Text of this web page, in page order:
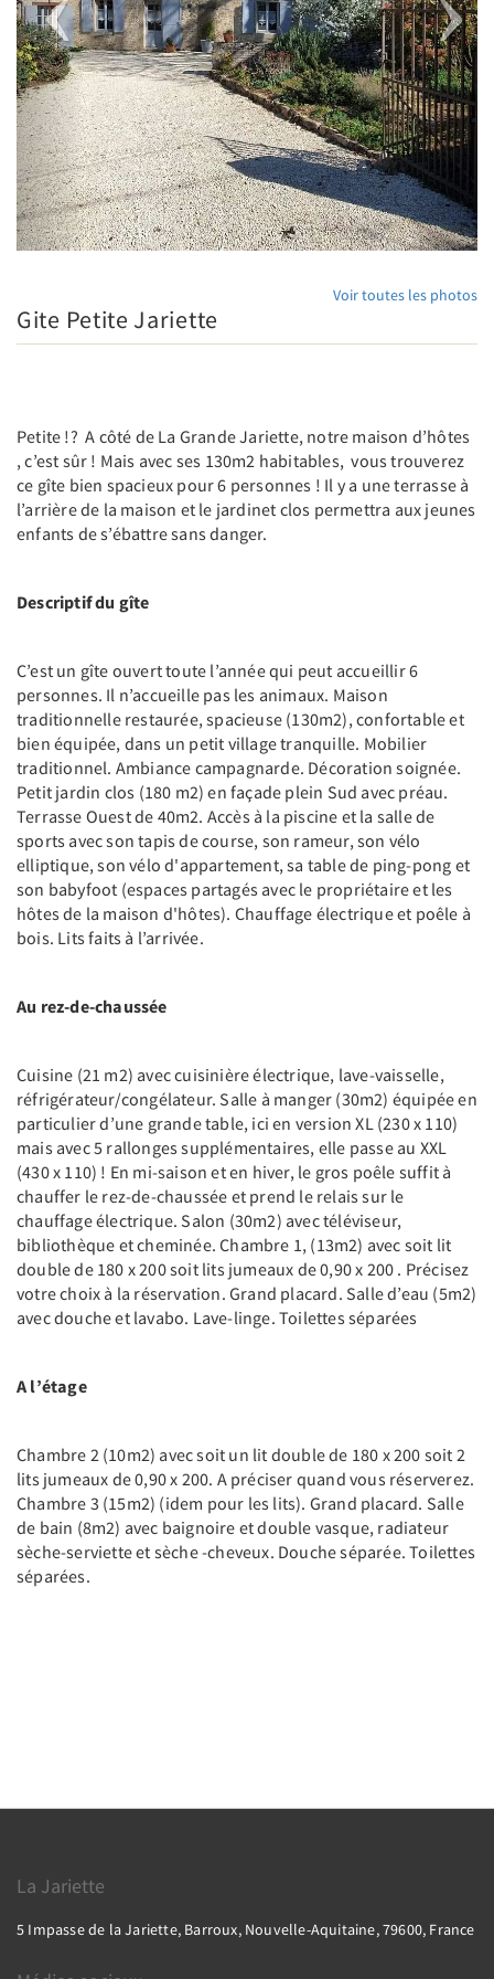
Voir toutes les photos
Gite Petite Jariette
Petite !? A côté de La Grande Jariette, notre maison d’hôtes
, c’est sûr ! Mais avec ses 130m2 habitables, vous trouverez
ce gîte bien spacieux pour 6 personnes ! Il y a une terrasse à
l’arrière de la maison et le jardinet clos permettra aux jeunes
enfants de s’ébattre sans danger.
Descriptif du gîte
C’est un gîte ouvert toute l’année qui peut accueillir 6
personnes. Il n’accueille pas les animaux. Maison
traditionnelle restaurée, spacieuse (130m2), confortable et
bien équipée, dans un petit village tranquille. Mobilier
traditionnel. Ambiance campagnarde. Décoration soignée.
Petit jardin clos (180 m2) en façade plein Sud avec préau.
Terrasse Ouest de 40m2. Accès à la piscine et la salle de
sports avec son tapis de course, son rameur, son vélo
elliptique, son vélo d'appartement, sa table de ping-pong et
son babyfoot (espaces partagés avec le propriétaire et les
hôtes de la maison d'hôtes). Chauffage électrique et poêle à
bois. Lits faits à l’arrivée.
Au rez-de-chaussée
Cuisine (21 m2) avec cuisinière électrique, lave-vaisselle,
réfrigérateur/congélateur. Salle à manger (30m2) équipée en
particulier d’une grande table, ici en version XL (230 x 110)
mais avec 5 rallonges supplémentaires, elle passe au XXL
(430 x 110) ! En mi-saison et en hiver, le gros poêle suffit à
chauffer le rez-de-chaussée et prend le relais sur le
chauffage électrique. Salon (30m2) avec téléviseur,
bibliothèque et cheminée. Chambre 1, (13m2) avec soit lit
double de 180 x 200 soit lits jumeaux de 0,90 x 200 . Précisez
votre choix à la réservation. Grand placard. Salle d’eau (5m2)
avec douche et lavabo. Lave-linge. Toilettes séparées
A l’étage
Chambre 2 (10m2) avec soit un lit double de 180 x 200 soit 2
lits jumeaux de 0,90 x 200. A préciser quand vous réserverez.
Chambre 3 (15m2) (idem pour les lits). Grand placard. Salle
de bain (8m2) avec baignoire et double vasque, radiateur
sèche-serviette et sèche -cheveux. Douche séparée. Toilettes
séparées.
La Jariette
5 Impasse de la Jariette, Barroux, Nouvelle-Aquitaine, 79600, France